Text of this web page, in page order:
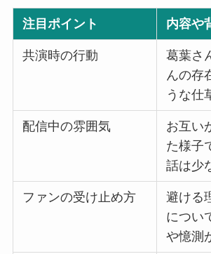
注目ポイント 内容や
共演時の行動
葛葉さ
んの存
うな仕
配信中の雰囲気
お互い
た様子
話は少
ファンの受け止め方
避ける
につい
や憶測